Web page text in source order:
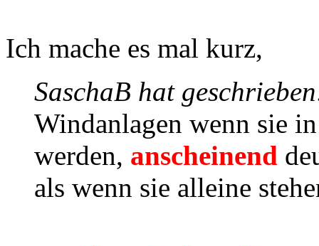
Ich mache es mal kurz,
SaschaB hat
Windanlagen wenn sie
werden, anscheinend
als wenn sie alleine